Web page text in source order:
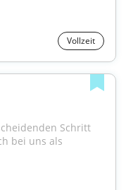
Vollzeit
Schritt
bei uns als